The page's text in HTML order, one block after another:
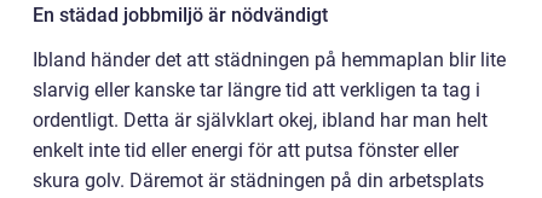
En städad jobbmiljö är nödvändigt
Ibland händer det att städningen på hemmaplan blir lite
slarvig eller kanske tar längre tid att verkligen ta tag i
ordentligt. Detta är självklart okej, ibland har man helt
enkelt inte tid eller energi för att putsa fönster eller
skura golv. Däremot är städningen på din arbetsplats